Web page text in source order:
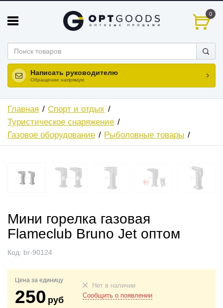
0
Написать руководителю
Обращение напрямую
Главная
Спорт и отдых
Туристическое снаряжение
Газовое оборудование
Рыболовные товары
Мини горелка газовая
Flameclub Bruno Jet оптом
Код: br-90124
Цена за единицу
250 руб
Нет в наличии
Сообщить о появлении